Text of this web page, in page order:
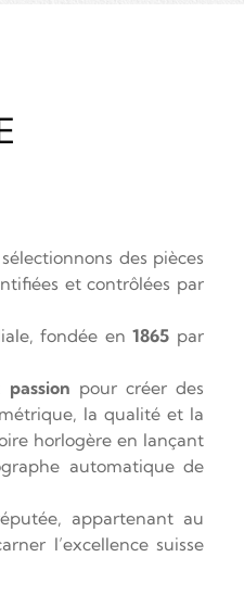
des pièces
et contrôlées par
fondée en1865 par
passion pour créer des
la qualité et la
horlogère en lançant
automatique de
appartenant au
l’excellence suisse